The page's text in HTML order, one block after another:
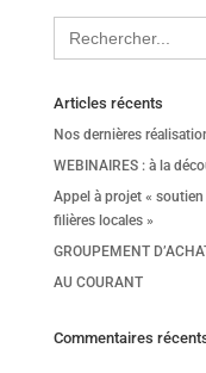
Search
for:
Articles récents
Nos dernières
WEBINAIRES : à la
Appel à projet «
filières locales »
GROUPEMENT
AU COURANT
Commentaires